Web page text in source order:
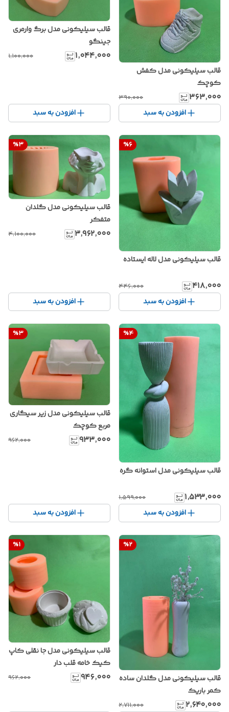
قالب سیلیکونی مدل کفش
کوچک
۳۶۳٬۰۰۰ ۳۹۰٬۰۰۰
افزودن به سبد
قالب سیلیکونی مدل برگ وارمری
جینگو
۱٬۰۴۴٬۰۰۰ ۱٬۱۰۰٬۰۰۰
افزودن به سبد
%6
قالب سیلیکونی مدل لاله ایستاده
۴۱۸٬۰۰۰ ۴۴۶٬۰۰۰
افزودن به سبد
%3
قالب سیلیکونی مدل گلدان
متفکر
۳٬۹۶۲٬۰۰۰ ۴٬۱۰۰٬۰۰۰
افزودن به سبد
%4
قالب سیلیکونی مدل استوانه گره
۱٬۵۳۳٬۰۰۰ ۱٬۵۹۹٬۰۰۰
افزودن به سبد
%3
قالب سیلیکونی مدل زیر سیگاری
مربع کوچک
۹۳۳٬۰۰۰ ۹۶۲٬۰۰۰
افزودن به سبد
%2
قالب سیلیکونی مدل گلدان ساده
کمر باریک
۲٬۶۴۰٬۰۰۰ ۲٬۷۱۱٬۰۰۰
%1
قالب سیلیکونی مدل جا نقلی کاپ
کیک خامه قلب دار
۹۴۶٬۰۰۰ ۹۶۲٬۰۰۰